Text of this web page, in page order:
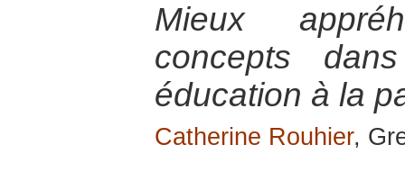
Mieux
concepts
éducation à la
Catherine Rouhier,